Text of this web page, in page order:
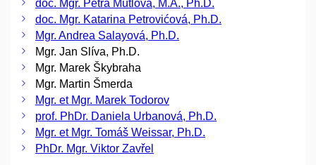
doc. Mgr. Petra Mutlová, M.A., Ph.D.
doc. Mgr. Katarina Petrovićová, Ph.D.
Mgr. Andrea Salayová, Ph.D.
Mgr. Jan Slíva, Ph.D.
Mgr. Marek Škybraha
Mgr. Martin Šmerda
Mgr. et Mgr. Marek Todorov
prof. PhDr. Daniela Urbanová, Ph.D.
Mgr. et Mgr. Tomáš Weissar, Ph.D.
PhDr. Mgr. Viktor Zavřel